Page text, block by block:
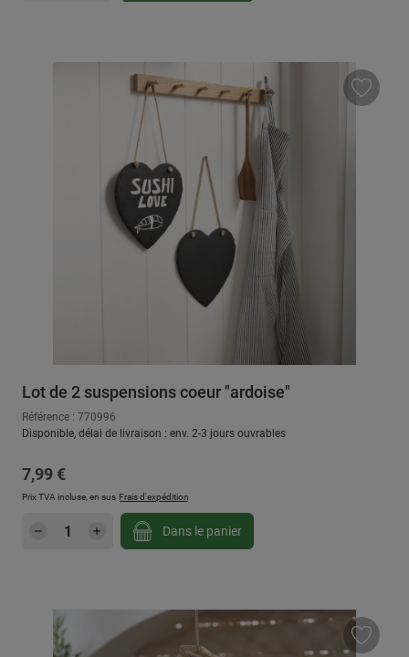
Lot de 2 suspensions coeur "ardoise"
Référence : 770996
Disponible, délai de livraison : env. 2-3 jours ouvrables
Prix régulier :
7,99 €
Prix TVA incluse, en sus Frais d'expédition
Quantité de produit : Entrez la quantité
Dans le panier